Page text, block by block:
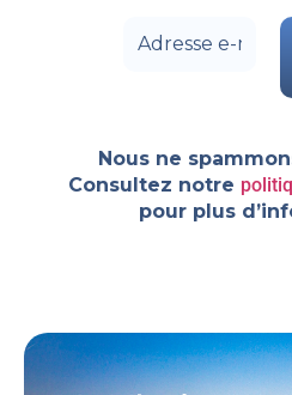
Nous ne
Consultez notre
pour plus